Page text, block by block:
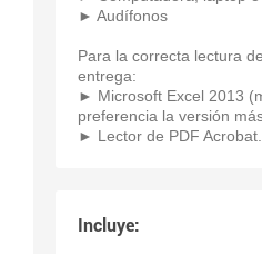
► Audífonos
Para la correcta lectura
entrega:
► Microsoft Excel 2013
preferencia la versión
► Lector de PDF Acrobat.
Incluye: